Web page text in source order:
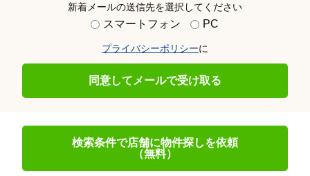
新着メールの送信先を選択してください
スマートフォン PC
プライバシーポリシーに
同意してメールで受け取る
検索条件で店舗に物件探しを依頼
（無料）